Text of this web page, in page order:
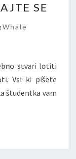
SE
stvari lotiti
Vsi ki pišete
študentka vam